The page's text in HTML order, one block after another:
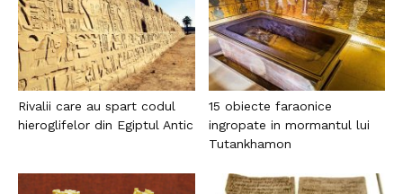
Rivalii care au spart codul
hieroglifelor din Egiptul Antic
15 obiecte faraonice
ingropate in mormantul lui
Tutankhamon